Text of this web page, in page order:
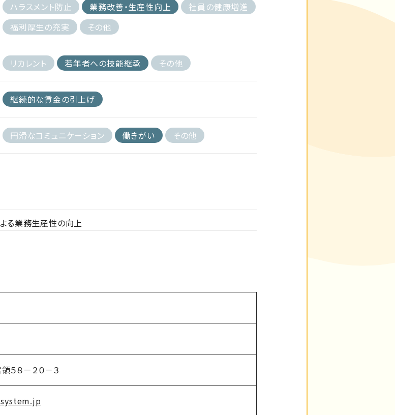
ハラスメント防止 業務改善・生産性向上
社員の健康増進
福利厚生の充実
その他
リカレント 若年者への技能継承 その他
継続的な賃金の引上げ
円滑なコミュニケーション 働きがい その他
る業務生産性の向上
５８－２０－３